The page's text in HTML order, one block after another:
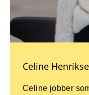
Celine
Celine jobber